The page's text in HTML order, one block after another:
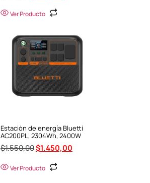
Ver Producto
Estación de energía Bluetti
AC200PL, 2304Wh, 2400W
$1.550,00$1.450,00
Ver Producto